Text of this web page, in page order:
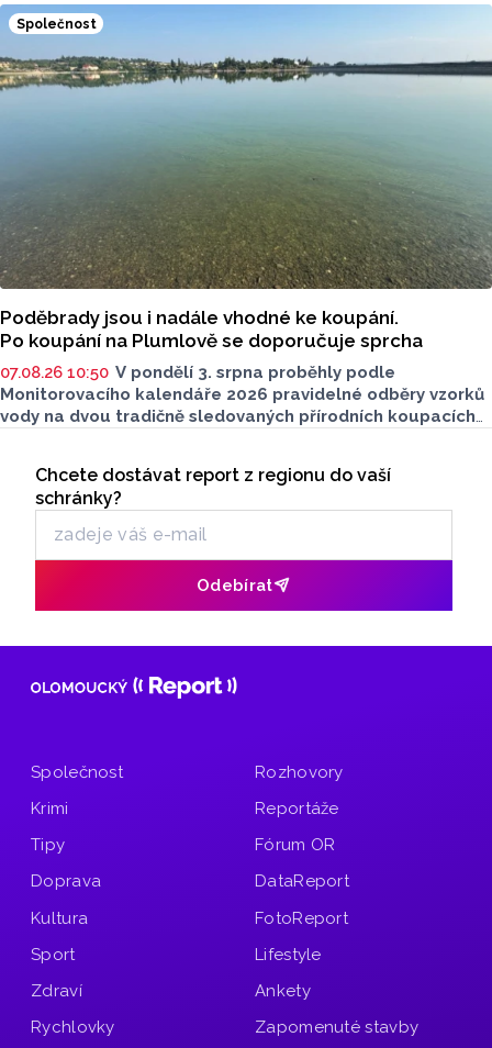
Na konci června vznikla na Facebooku stránka s názvem
Poděbrady bez závor a nelegálního parkovného, která
upozorňuje na nevyhovujcí situaci s parkováním
u oblíbeného olomouckého letoviska. Za iniciativou stojí
zastupitel města Olomouce, na jeho přání nebudeme
Společnost
Poděbrady jsou i nadále vhodné ke koupání.
Po koupání na Plumlově se doporučuje sprcha
07.08.26 10:50 V pondělí 3. srpna proběhly podle
Monitorovacího kalendáře 2026 pravidelné odběry vzorků
vody na dvou tradičně sledovaných přírodních koupacích
Poděbrady). Monitoring byl proveden Krajskou
hygienickou stanicí Olomouckého kraje (KHS)
ve spolupráci se Zdravotním ústavem se sídlem v Ostravě,
Centrem hygienických laboratoří v Olomouci.
Odběr newsletteru
Chcete dostávat report z regionu do vaší
schránky?
Odebírat
Společnost
Krimi
Tipy
Doprava
Kultura
Sport
Zdraví
Rychlovky
Rozhovory
Reportáže
Fórum OR
DataReport
FotoReport
Lifestyle
Ankety
Zapomenuté stavby